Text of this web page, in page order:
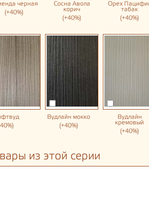
черная
(+40%)
Сосна Авола
корич
(+40%)
Орех
табак
(+40%)
Вудлайн мокко
(+40%)
Вудлайн
кремовый
(+40%)
из этой серии